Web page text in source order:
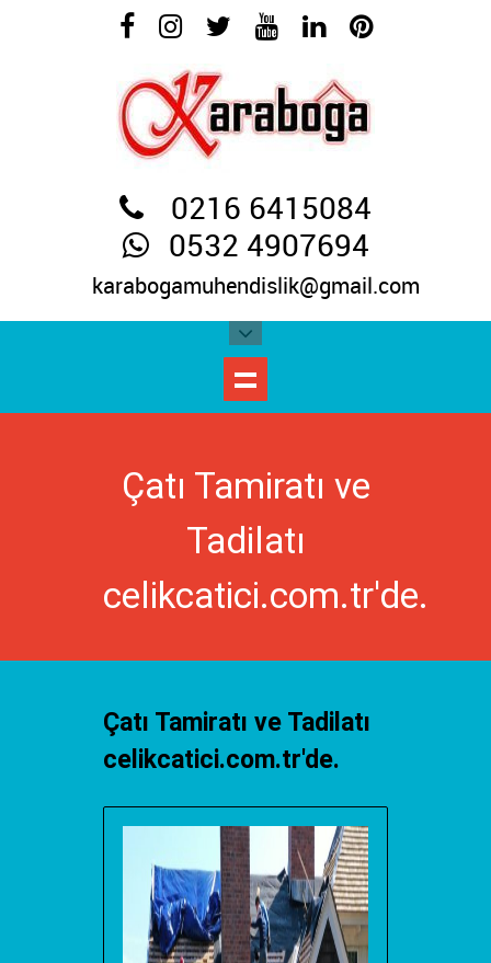
0216 6415084
0532 4907694
karabogamuhendislik@gmail.com
Çatı Tamiratı ve
Tadilatı
celikcatici.com.tr'de.
Çatı Tamiratı ve Tadilatı
celikcatici.com.tr'de.